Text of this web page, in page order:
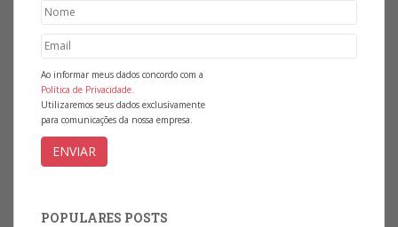
Ao informar meus dados concordo com a
Política de Privacidade.
Utilizaremos seus dados exclusivamente
para comunicações da nossa empresa.
POPULARES POSTS